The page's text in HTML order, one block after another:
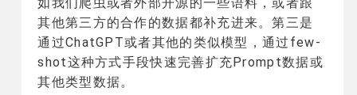
其他第三方的合作的数据都补充进来。第三是
通过ChatGPT或者其他的类似模型，通过few-
shot这种方式手段快速完善扩充Prompt数据或
其他类型数据。